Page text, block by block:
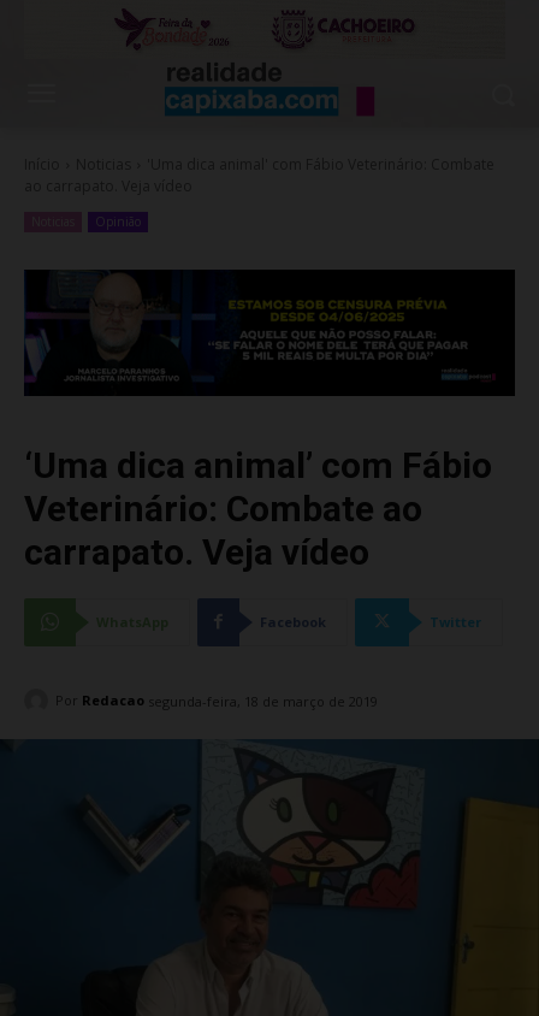
Opinião
‘Uma dica animal’ com Fábio
Veterinário: Combate ao
carrapato. Veja vídeo
Facebook Twitter
Por Redacao segunda-feira, 18 de março de 2019